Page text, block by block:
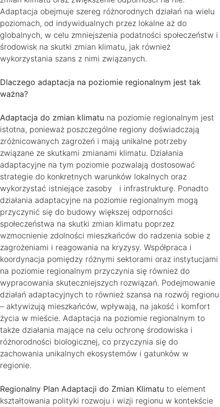
Adaptacja obejmuje szereg różnorodnych działań na wielu
poziomach, od indywidualnych przez lokalne aż do
globalnych, w celu zmniejszenia podatności społeczeństw i
środowisk na skutki zmian klimatu, jak również
wykorzystania szans z nimi związanych.
Dlaczego adaptacja na poziomie regionalnym jest tak
ważna?
Adaptacja do zmian klimatu na poziomie regionalnym jest
istotna, ponieważ poszczególne regiony doświadczają
zróżnicowanych zagrożeń i mają unikalne potrzeby
związane ze skutkami zmianami klimatu. Działania
adaptacyjne na tym poziomie pozwalają dostosować
strategie do konkretnych warunków lokalnych oraz
wykorzystać istniejące zasoby i infrastrukturę. Ponadto
działania adaptacyjne na poziomie regionalnym mogą
przyczynić się do budowy większej odporności
społeczeństwa na skutki zmian klimatu poprzez
wzmocnienie zdolności mieszkańców do radzenia sobie z
zagrożeniami i reagowania na kryzysy. Współpraca i
koordynacja pomiędzy różnymi sektorami oraz instytucjami
na poziomie regionalnym przyczynia się również do
wypracowania skuteczniejszych rozwiązań. Podejmowanie
działań adaptacyjnych to również szansa na rozwój regionu
– aktywizują mieszkańców, wpływają, na jakość i komfort
życia w mieście. Adaptacja na poziomie regionalnym to
także działania mające na celu ochronę środowiska i
różnorodności biologicznej, co przyczynia się do
zachowania unikalnych ekosystemów i gatunków w
regionie.
Regionalny Plan Adaptacji do Zmian Klimatu to element
kształtowania polityki rozwoju i wizji regionu w kontekście